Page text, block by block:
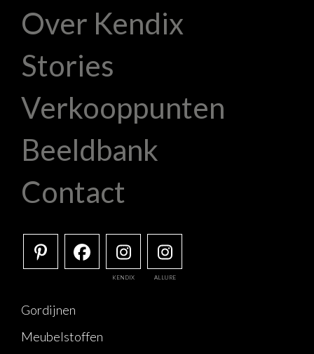
Over Kendix
Stories
Verkooppunten
Beeldbank
Contact
KENDIX ALLURE
Gordijnen
Meubelstoffen